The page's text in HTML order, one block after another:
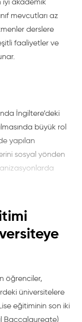
mevcutları az
derslere
faaliyetler ve
İngiltere’deki
büyük rol
yapılan
sosyal yönden
kültürel) temsil
3 ve 4 kişilik
çok iyi bir
olarak
dinlenme
öğrenciler,
üniversitelere
eğitiminin son iki
Baccalaureate)